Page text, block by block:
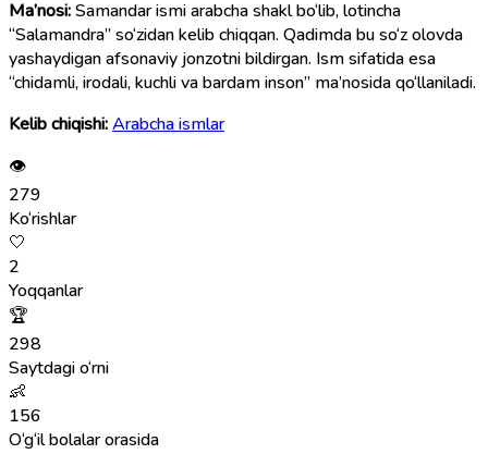
Ma’nosi:Samandar ismi arabcha shakl bo‘lib, lotincha
“Salamandra” so‘zidan kelib chiqqan. Qadimda bu so‘z olovda
yashaydigan afsonaviy jonzotni bildirgan. Ism sifatida esa
“chidamli, irodali, kuchli va bardam inson” ma’nosida qo‘llaniladi.
Kelib chiqishi:Arabcha ismlar
👁
279
Ko‘rishlar
🤍
2
Yoqqanlar
🏆
298
Saytdagi o‘rni
👶
156
O‘g‘il bolalar orasida